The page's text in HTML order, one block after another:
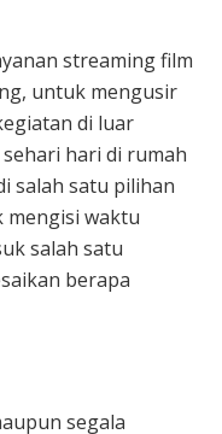
streaming film
untuk mengusir
di luar
hari di rumah
salah satu pilihan
mengisi waktu
salah satu
berapa
segala